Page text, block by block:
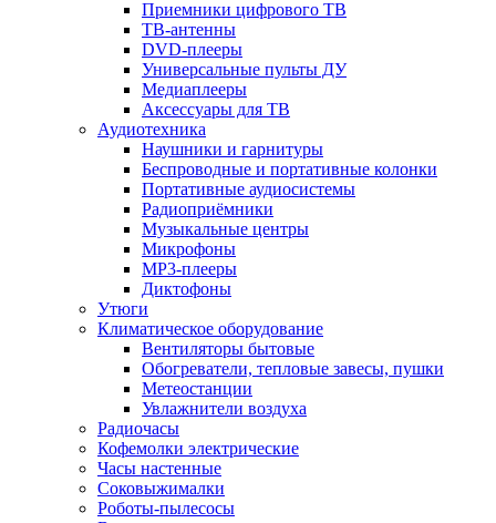
Приемники цифрового ТВ
ТВ-антенны
DVD-плееры
Универсальные пульты ДУ
Медиаплееры
Аксессуары для ТВ
Аудиотехника
Наушники и гарнитуры
Беспроводные и портативные колонки
Портативные аудиосистемы
Радиоприёмники
Музыкальные центры
Микрофоны
MP3-плееры
Диктофоны
Утюги
Климатическое оборудование
Вентиляторы бытовые
Обогреватели, тепловые завесы, пушки
Метеостанции
Увлажнители воздуха
Радиочасы
Кофемолки электрические
Часы настенные
Соковыжималки
Роботы-пылесосы